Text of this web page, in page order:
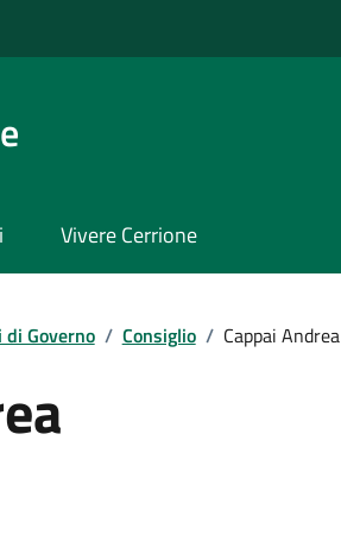
Vivere Cerrione
di Governo / Consiglio / Cappai Andrea